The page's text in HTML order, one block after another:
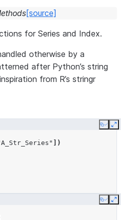
[source]
for Series and Index.
otherwise by a
after Python’s string
from R’s stringr
Copy
])
Copy